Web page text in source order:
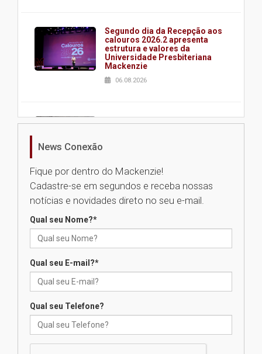
Segundo dia da Recepção aos
calouros 2026.2 apresenta
estrutura e valores da
Universidade Presbiteriana
Mackenzie
06.08.2026
Nova apresentação do Centro
Universidade Mackenzie
realizará nova edição da Feira
das novas tecnologias em
calouros do segundo semestre
News Conexão
Fique por dentro do Mackenzie!
Cadastre-se em segundos e receba nossas
notícias e novidades direto no seu e-mail.
Qual seu Nome?*
Qual seu E-mail?*
Qual seu Telefone?